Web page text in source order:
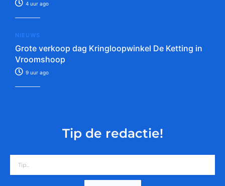
4 uur ago
NIEUWS
Grote verkoop dag Kringloopwinkel De Ketting in
Vroomshoop
9 uur ago
Tip de redactie!